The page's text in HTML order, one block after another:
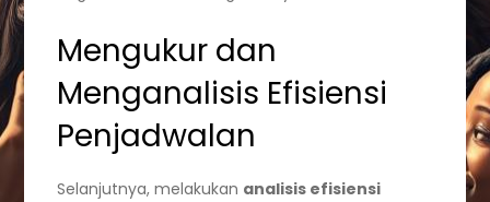
Mengukur dan
Menganalisis Efisiensi
Penjadwalan
Selanjutnya, melakukan analisis efisiensi